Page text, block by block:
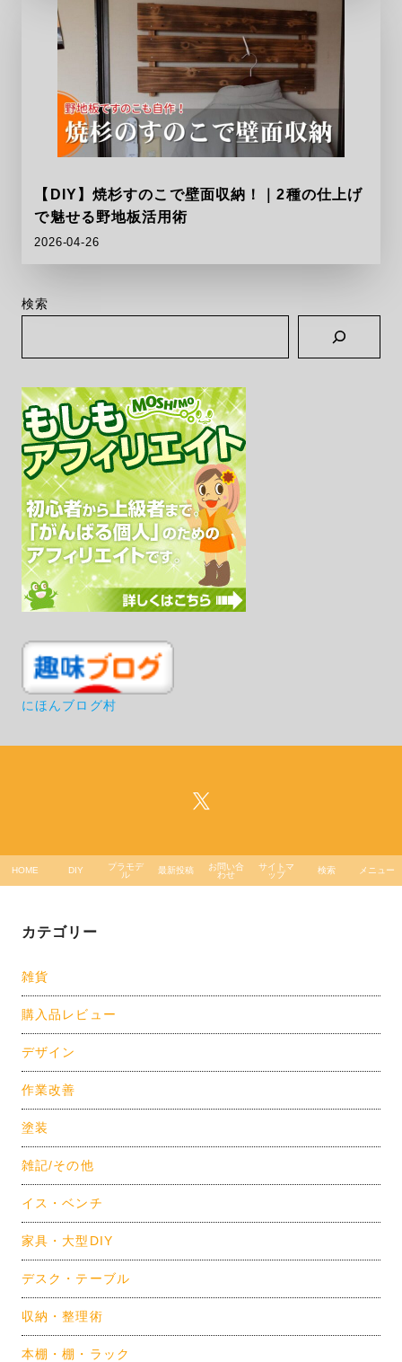
【DIY】焼杉すのこで壁面収納！｜2種の仕上げ
で魅せる野地板活用術
2026-04-26
検索
にほんブログ村
HOME DIY
プラモデ
ル
最新投稿
お問い合
わせ
サイトマ
ップ
検索 メニュー
カテゴリー
雑貨
購入品レビュー
デザイン
作業改善
塗装
雑記/その他
イス・ベンチ
家具・大型DIY
デスク・テーブル
収納・整理術
本棚・棚・ラック